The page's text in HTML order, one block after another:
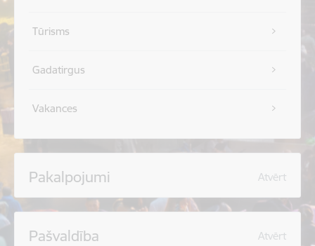
Tūrisms
Gadatirgus
Vakances
Pakalpojumi Atvērt
Pašvaldība Atvērt